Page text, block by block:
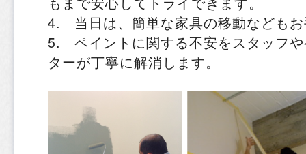
4. 当日は、簡単な家具の移動なども
5. ペイントに関する不安をスタッフ
ターが丁寧に解消します。